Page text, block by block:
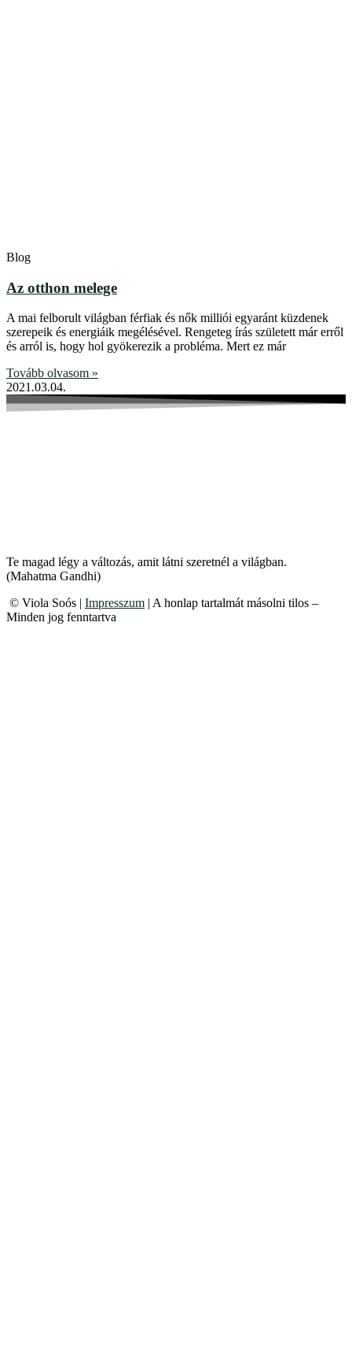
Blog
Az otthon melege
A mai felborult világban férfiak és nők milliói egyaránt küzdenek
szerepeik és energiáik megélésével. Rengeteg írás született már erről
és arról is, hogy hol gyökerezik a probléma. Mert ez már
Tovább olvasom »
2021.03.04.
Te magad légy a változás, amit látni szeretnél a világban.
(Mahatma Gandhi)
© Viola Soós | Impresszum | A honlap tartalmát másolni tilos –
Minden jog fenntartva